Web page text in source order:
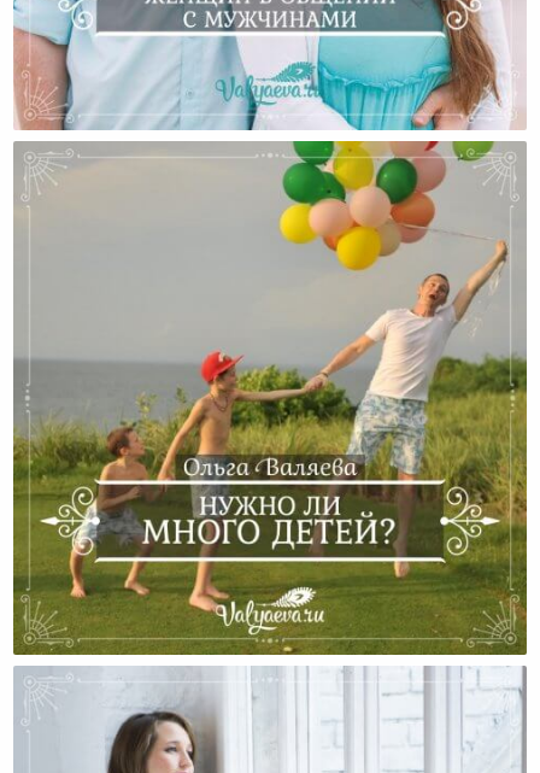
25 Главных Ошибок Женщин В Общении С
Мужчинами
Нужно Ли Много Детей?